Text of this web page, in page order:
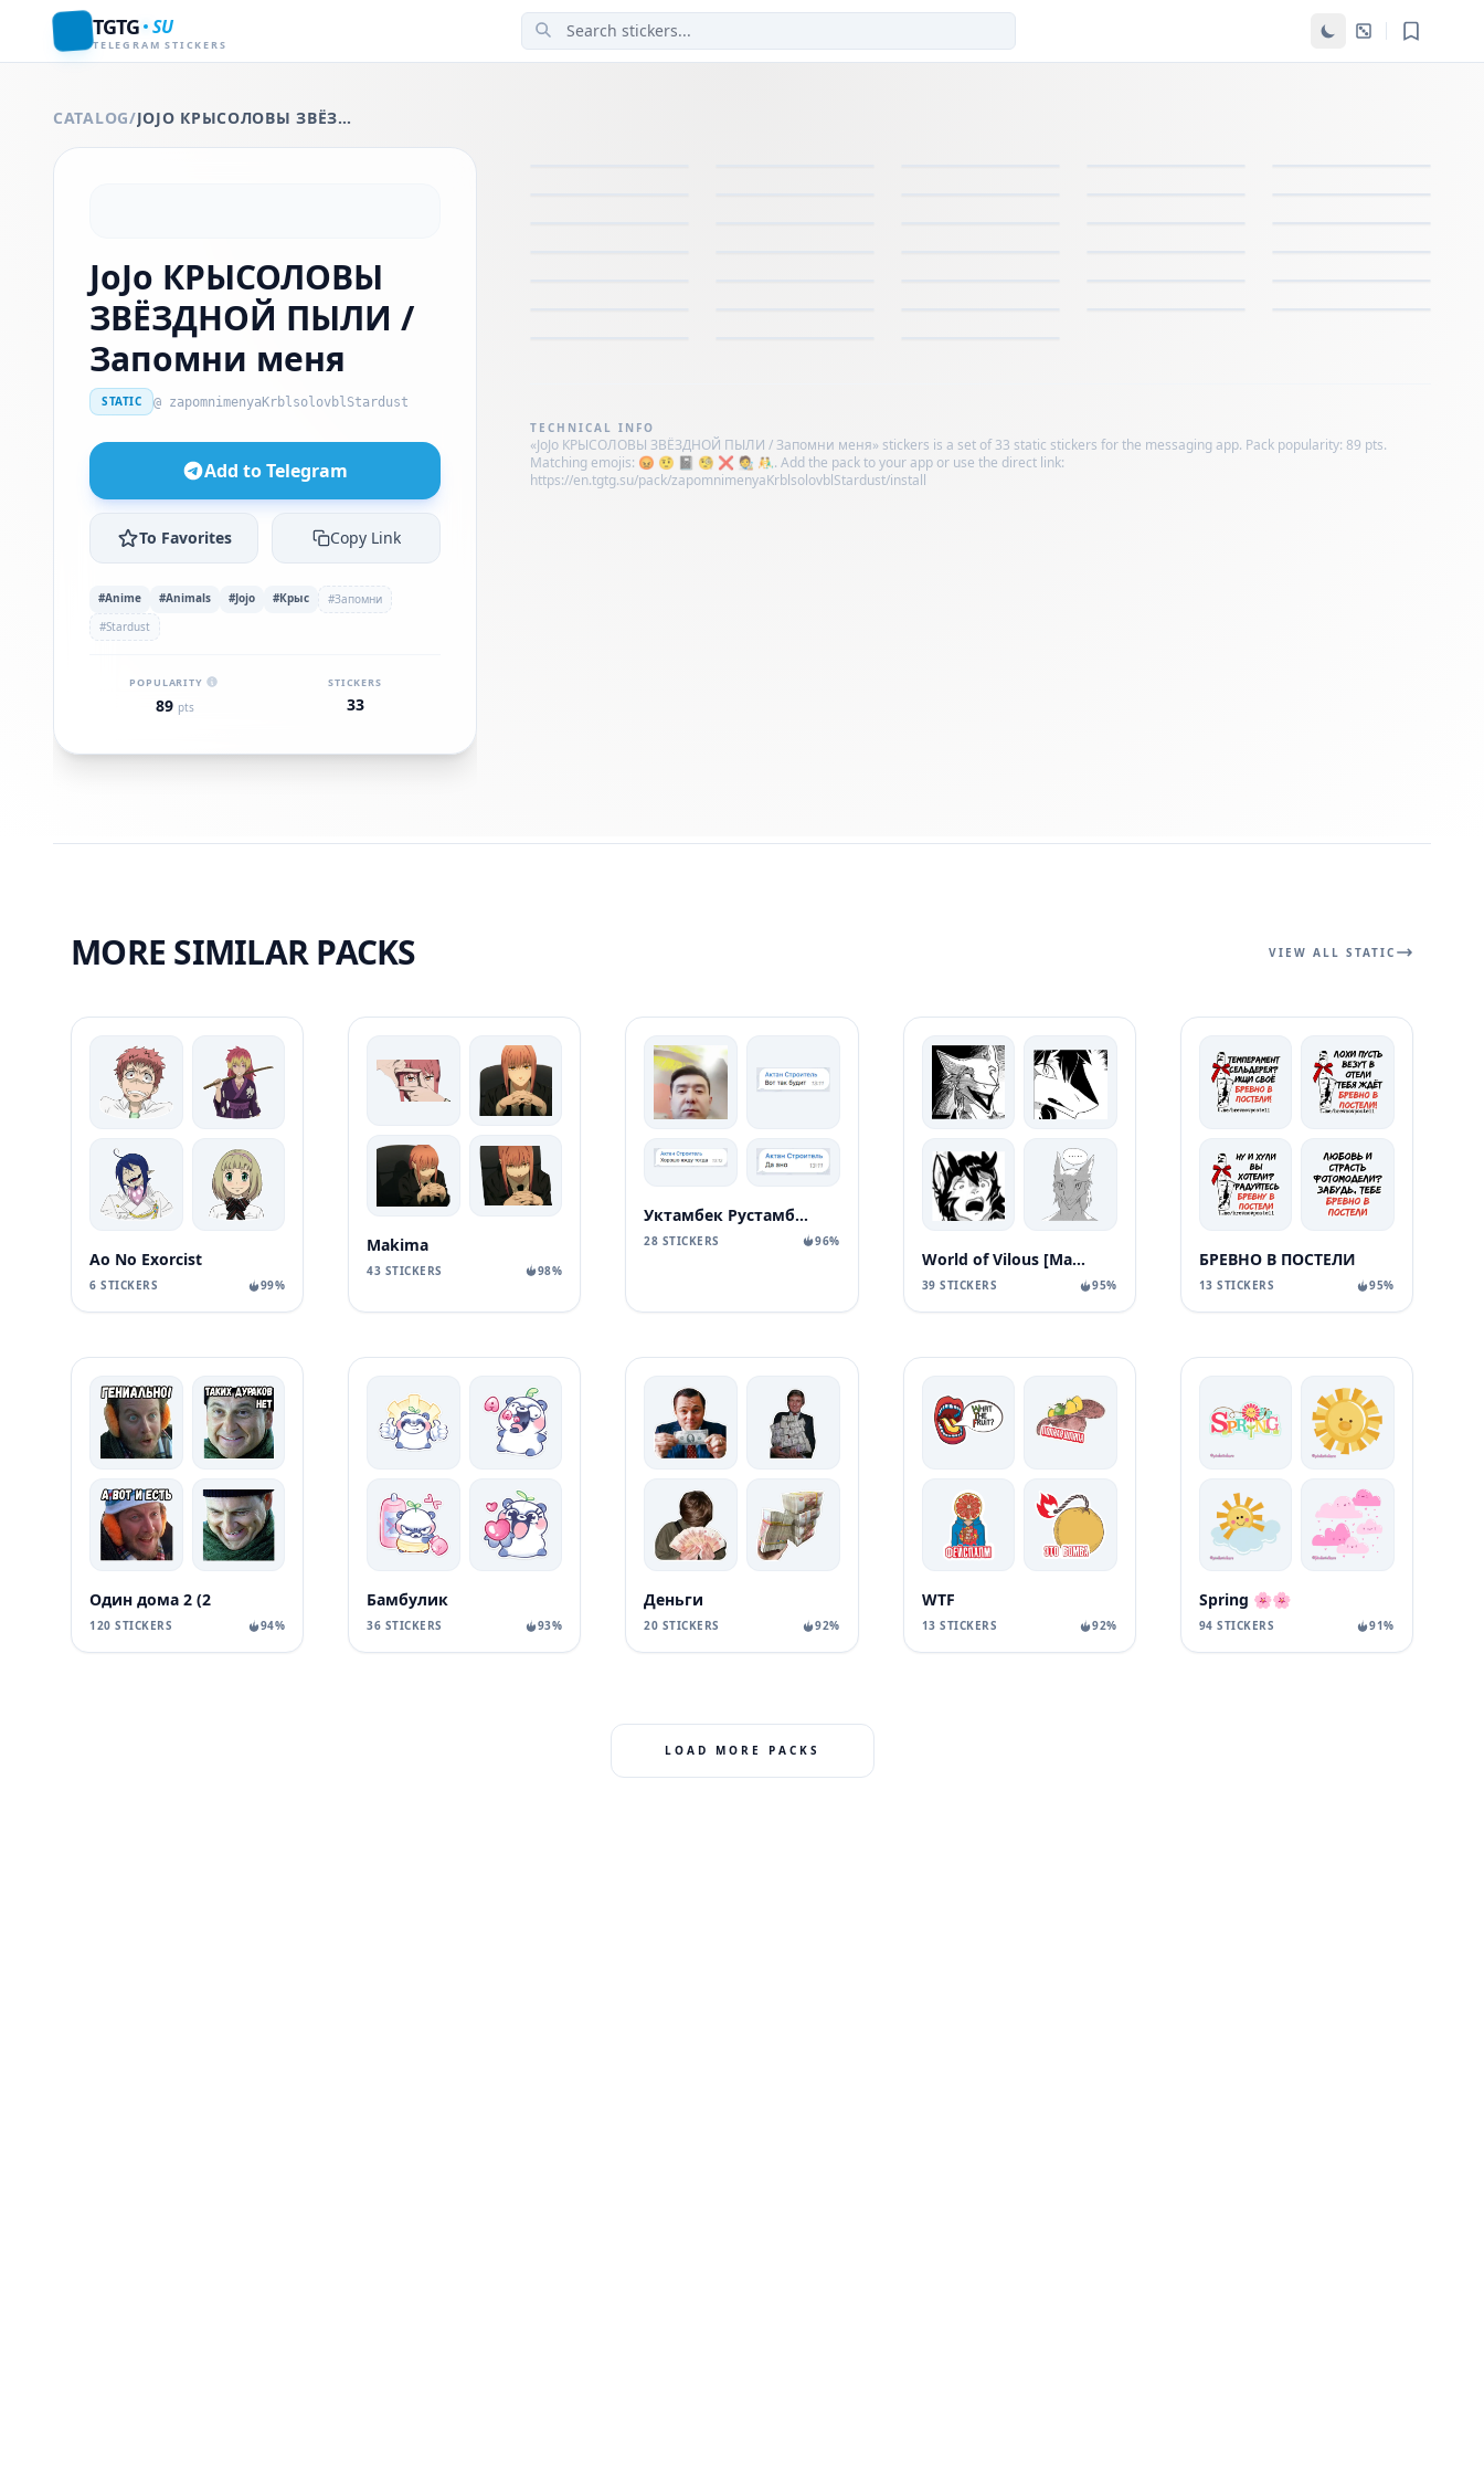
TGTG SU
TELEGRAM STICKERS
CATALOG/ JOJO КРЫСОЛОВЫ ЗВЁЗДНОЙ ПЫЛИ / ЗАПОМНИ МЕНЯ
JoJo КРЫСОЛОВЫ
ЗВЁЗДНОЙ ПЫЛИ /
Запомни меня
STATIC @ zapomnimenyaKrblsolovblStardust
Add to Telegram
To Favorites Copy Link
#Anime #Animals #Jojo #Крыс
#Запомни
#Stardust
POPULARITY
89 pts
STICKERS
33
TECHNICAL INFO
«JoJo КРЫСОЛОВЫ ЗВЁЗДНОЙ ПЫЛИ / Запомни меня» stickers is a set of 33 static stickers for the messaging app. Pack popularity: 89 pts.
Matching emojis: 😡 🤨 📓 🧐 ❌ 🧑‍🎨 🤼‍♂️. Add the pack to your app or use the direct link:
https://en.tgtg.su/pack/zapomnimenyaKrblsolovblStardust/install
MORE SIMILAR PACKS VIEW ALL STATIC
Ao No Exorcist
6 STICKERS 99%
Makima
43 STICKERS 98%
Уктамбек Рустамбекович
28 STICKERS 96%
World of Vilous [Manga
39 STICKERS 95%
БРЕВНО В ПОСТЕЛИ
13 STICKERS 95%
Один дома 2 (2
120 STICKERS 94%
Бамбулик
36 STICKERS 93%
Деньги
20 STICKERS 92%
WTF
13 STICKERS 92%
Spring 🌸🌸
94 STICKERS 91%
LOAD MORE PACKS